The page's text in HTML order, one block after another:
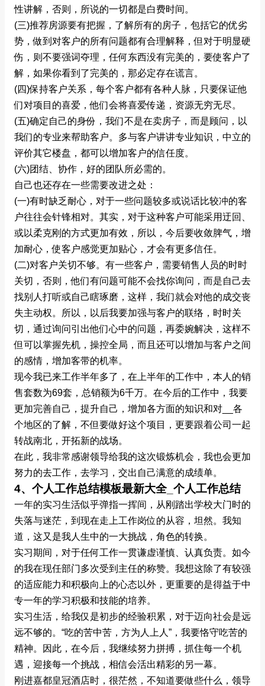
性讲解，否则，所说的一切都是白费时间。
(三)推荐房源要有把握，了解所有的房子，包括它的优劣
势，做到对客户的所有问题都有合理解释，但对于明显硬
伤，则不要强词夺理，任何东西没有完美的，要使客户了
解，如果你看到了完美的，那必定存在谎言。
(四)保持客户关系，每个客户都有各种人脉，只要保证他
们对项目的喜爱，他们会将喜爱传递，资源无穷无尽。
(五)确定自己的身份，我们不是在卖房子，而是顾问，以
我们的专业来帮助客户。多与客户讲讲专业知识，中立的
评价其它楼盘，都可以增加客户的信任度。
(六)团结、协作，好的团队所必需的。
自己也还存在一些需要改进之处：
(一)有时缺乏耐心，对于一些问题较多或说话比较冲的客
户往往会针锋相对。其实，对于这种客户可能采用迂回、
或以柔克刚的方式更加有效，所以，今后要收敛脾气，增
加耐心，使客户感觉更加贴心，才会有更多信任。
(二)对客户关切不够。有一些客户，需要销售人员的时时
关切，否则，他们有问题可能不会找你询问，而是自己去
找别人打听或自己瞎琢磨，这样，我们就会对他的成交丧
失主动权。所以，以后我要加强与客户的联络，时时关
切，通过询问引出他们心中的问题，再委婉解决，这样不
但可以掌握先机，操控全局，而且还可以增加与客户之间
的感情，增加客带的机率。
现今我已来工作半年多了，在上半年的工作中，本人的销
售套数为69套，总销额为6千万。在今后的工作中，我要
更加完善自己，提升自己，增加各方面的知识和对__各
个地区的了解，不但要做好这个项目，更要跟着公司一起
转战南北，开拓新的战场。
在此，我非常感谢领导给我的这次锻炼机会，我也会更加
努力的去工作，去学习，交出自己满意的成绩单。
4、个人工作总结模板最新大全_个人工作总结
一年的实习生活似乎弹指一挥间，从刚踏出学校大门时的
失落与迷茫，到现在走上工作岗位的从容，坦然。我知
道，这又是我人生中的一大挑战，角色的转换。
实习期间，对于任何工作一贯谦虚谨慎、认真负责。如今
的我在现任部门多次受到主任的称赞。我想这除了有较强
的适应能力和积极向上的心态以外，更重要的是得益于中
专一年的学习积极和技能的培养。
实习生活，给我仅是初步的经验积累，对于迈向社会是远
远不够的。“吃的苦中苦，方为人上人”，我要恪守吃苦的
精神。因此，在今后，我继续努力拼搏，抓住每一个机
遇，迎接每一个挑战，相信会活出精彩的另一幕。
刚进嘉都皇冠酒店时，很茫然，不知道要做些什么，领导